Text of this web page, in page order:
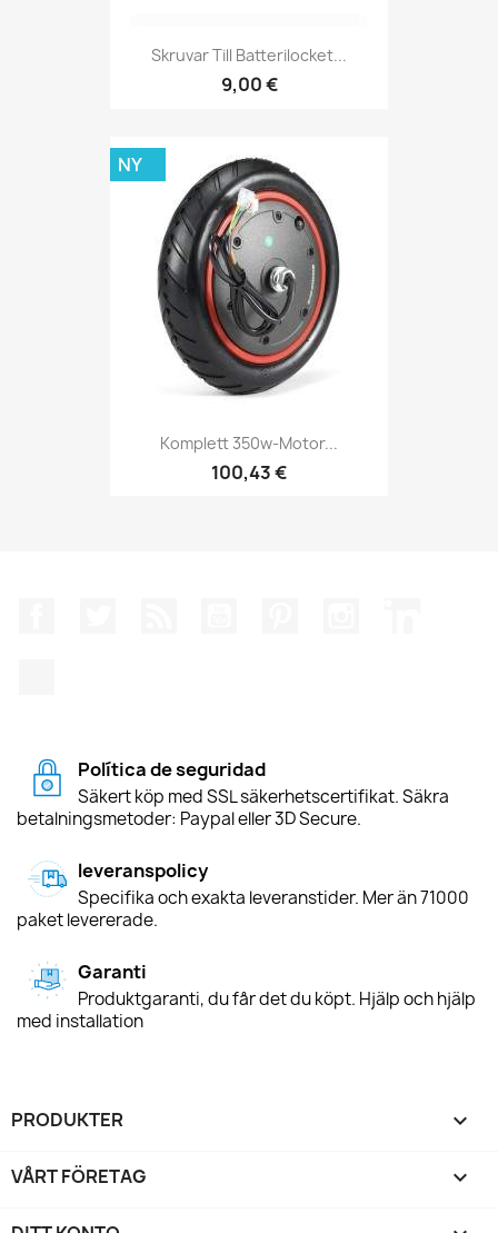
Skruvar Till Batterilocket...
9,00 €
Komplett 350w-Motor...
100,43 €
NY
Política de seguridad
Säkert köp med SSL säkerhetscertifikat. Säkra
betalningsmetoder: Paypal eller 3D Secure.
leveranspolicy
Specifika och exakta leveranstider. Mer än 71000
paket levererade.
Garanti
Produktgaranti, du får det du köpt. Hjälp och hjälp
med installation
PRODUKTER 
VÅRT FÖRETAG 